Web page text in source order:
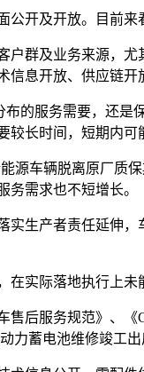
开及开放。目前
户群及业务来源，
息开放、供应链
的服务需要，还
长时间，短期内可
源车辆脱离原厂质
务需求也不短增长。
实生产者责任延伸
实际落地执行上
后服务规范》、
力蓄电池维修竣工出